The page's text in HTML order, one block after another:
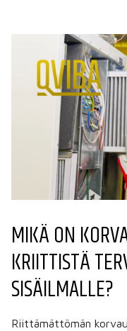
MIKÄ ON
KRIITTISTÄ
SISÄILMALLE?
Riittämättömän